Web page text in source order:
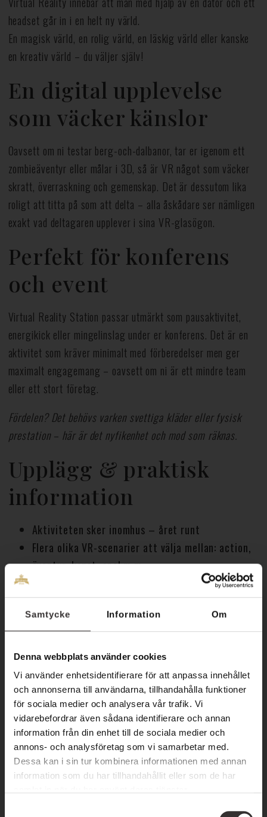
Samtycke Information Om
Denna webbplats använder cookies
Vi använder enhetsidentifierare för att anpassa innehållet
och annonserna till användarna, tillhandahålla funktioner
för sociala medier och analysera vår trafik. Vi
vidarebefordrar även sådana identifierare och annan
information från din enhet till de sociala medier och
annons- och analysföretag som vi samarbetar med.
Dessa kan i sin tur kombinera informationen med annan
information som du har tillhandahållit eller som de har
headset går in i en helt ny värld.
En magisk värld, en rolig värld, en läskig värld eller kanske
en kreativ värld – du väljer själv!
En digital upplevelse
som väcker känslor
Oavsett om ni testar berg-och-dalbanor, tar er igenom ett
zombieäventyr eller målar i 3D, så är VR något som väcker
skratt, överraskning och gemenskap. Det är dessutom lika
roligt att titta på som att delta – alla åskådare ser nämligen
exakt vad deltagaren upplever i sina VR-glasögon.
Perfekt för konferens
och event
Virtual Reality Station passar utmärkt som pausaktivitet,
energikick eller mingelinslag under er konferens. Det är en
aktivitet som kräver minimalt med förberedelser men ger
maximalt engagemang – oavsett om ni är ett mindre team
eller ett stort företag.
Fördelen? Det behövs varken svettiga kläder eller fysisk
prestation – här är det nyfikenhet och mod som räknas.
Upplägg & praktisk
information
Aktiviteten sker inomhus – året runt
Flera olika VR-scenarier att välja mellan: action,
äventyr, konst, spel m.m.
En person spelar åt gången – övriga tittar och
hejar
Kräver ingen tidigare erfarenhet
Tidsåtgång: anpassningsbar beroende på
gruppstorlek
Antal deltagare: från 15 personer och uppåt
En teknikupplevelse
med wow-effekt
Det här är en aktivitet som sticker ut – både bokstavligt och